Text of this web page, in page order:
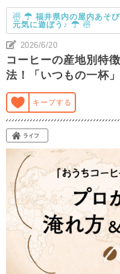
☃ ☂ 福井県内の屋内あそび
元気に遊ぼう♪ ☂ ☃
2026/6/20
コーヒーの産地別特
法！「いつもの一杯
キープする
ライフ